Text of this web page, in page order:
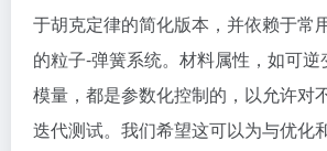
于胡克定律的简化版本，并依赖于常
的粒子-弹簧系统。材料属性，如可
模量，都是参数化控制的，以允许对
迭代测试。我们希望这可以为与优化